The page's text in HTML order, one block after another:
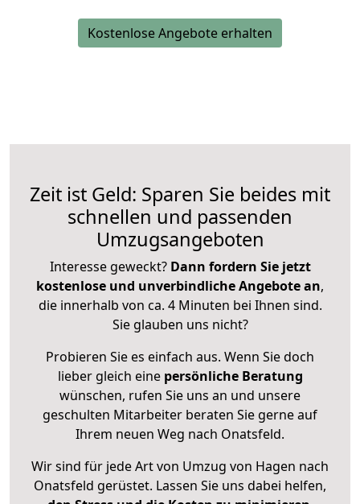
Kostenlose Angebote erhalten
Zeit ist Geld: Sparen Sie beides mit
schnellen und passenden
Umzugsangeboten
Interesse geweckt? Dann fordern Sie jetzt
kostenlose und unverbindliche Angebote an,
die innerhalb von ca. 4 Minuten bei Ihnen sind.
Sie glauben uns nicht?
Probieren Sie es einfach aus. Wenn Sie doch
lieber gleich eine persönliche Beratung
wünschen, rufen Sie uns an und unsere
geschulten Mitarbeiter beraten Sie gerne auf
Ihrem neuen Weg nach Onatsfeld.
Wir sind für jede Art von Umzug von Hagen nach
Onatsfeld gerüstet. Lassen Sie uns dabei helfen,